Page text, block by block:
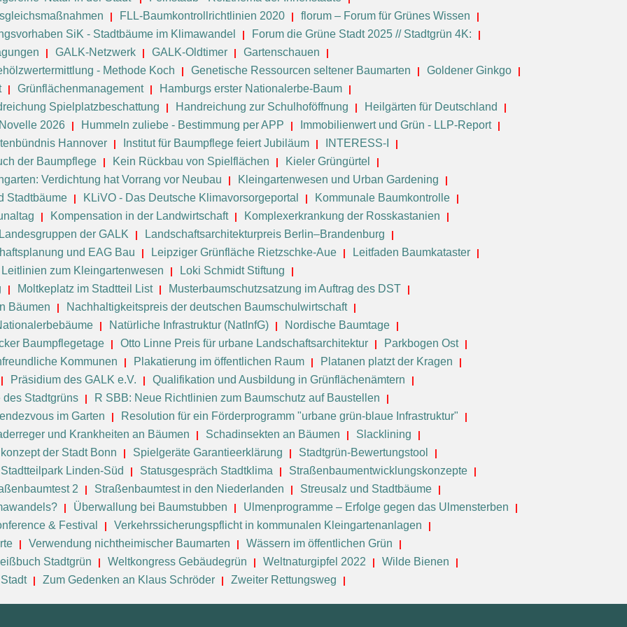
FLL-Baumkontrollrichtlinien 2020
florum – Forum für Grünes Wissen
SiK - Stadtbäume im Klimawandel
Forum die Grüne Stadt 2025 // Stadtgrün 4K:
GALK-Netzwerk GALK-Oldtimer
Gartenschauen
- Methode Koch
Genetische Ressourcen seltener Baumarten
Goldener Ginkgo
Grünflächenmanagement
Hamburgs erster Nationalerbe-Baum
Spielplatzbeschattung
Handreichung zur Schulhoföffnung
Heilgärten für Deutschland
2026
Hummeln zuliebe - Bestimmung per APP
Immobilienwert und Grün - LLP-Report
Hannover
Institut für Baumpflege feiert Jubiläum
INTERESS-I
der Baumpflege
Kein Rückbau von Spielflächen
Kieler Grüngürtel
Verdichtung hat Vorrang vor Neubau
Kleingartenwesen und Urban Gardening
Stadtbäume
KLiVO - Das Deutsche Klimavorsorgeportal
Kommunale Baumkontrolle
Kompensation in der Landwirtschaft
Komplexerkrankung der Rosskastanien
der GALK
Landschaftsarchitekturpreis Berlin–Brandenburg
und EAG Bau
Leipziger Grünfläche Rietzschke-Aue
Leitfaden Baumkataster
Leitlinien zum Kleingartenwesen
Loki Schmidt Stiftung
Moltkeplatz im Stadtteil List
Musterbaumschutzsatzung im Auftrag des DST
Bäumen
Nachhaltigkeitspreis der deutschen Baumschulwirtschaft
Natürliche Infrastruktur (NatInfG)
Nordische Baumtage
Baumpflegetage
Otto Linne Preis für urbane Landschaftsarchitektur
Parkbogen Ost
Kommunen
Plakatierung im öffentlichen Raum
Platanen platzt der Kragen
Präsidium des GALK e.V.
Qualifikation und Ausbildung in Grünflächenämtern
Stadtgrüns
R SBB: Neue Richtlinien zum Baumschutz auf Baustellen
im Garten
Resolution für ein Förderprogramm "urbane grün-blaue Infrastruktur"
und Krankheiten an Bäumen
Schadinsekten an Bäumen
Slacklining
der Stadt Bonn
Spielgeräte Garantieerklärung
Stadtgrün-Bewertungstool
Stadtteilpark Linden-Süd
Statusgespräch Stadtklima
Straßenbaumentwicklungskonzepte
2
Straßenbaumtest in den Niederlanden
Streusalz und Stadtbäume
Überwallung bei Baumstubben
Ulmenprogramme – Erfolge gegen das Ulmensterben
& Festival
Verkehrssicherungspflicht in kommunalen Kleingartenanlagen
Verwendung nichtheimischer Baumarten
Wässern im öffentlichen Grün
Stadtgrün
Weltkongress Gebäudegrün Weltnaturgipfel 2022
Wilde Bienen
Zum Gedenken an Klaus Schröder Zweiter Rettungsweg